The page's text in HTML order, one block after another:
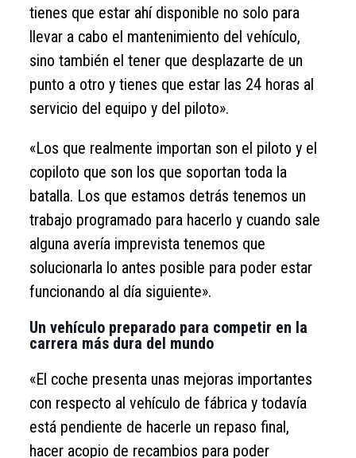
tienes que estar ahí disponible no solo para
llevar a cabo el mantenimiento del vehículo,
sino también el tener que desplazarte de un
punto a otro y tienes que estar las 24 horas al
servicio del equipo y del piloto».
«Los que realmente importan son el piloto y el
copiloto que son los que soportan toda la
batalla. Los que estamos detrás tenemos un
trabajo programado para hacerlo y cuando sale
alguna avería imprevista tenemos que
solucionarla lo antes posible para poder estar
funcionando al día siguiente».
Un vehículo preparado para competir en la
carrera más dura del mundo
«El coche presenta unas mejoras importantes
con respecto al vehículo de fábrica y todavía
está pendiente de hacerle un repaso final,
hacer acopio de recambios para poder